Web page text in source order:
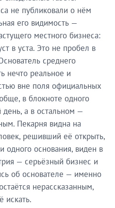
не публиковали о нём
его видимость —
местного бизнеса:
в уста. Это не пробел в
среднего
нечто реальное и
вне поля официальных
в блокноте одного
а в остальном —
Пекарня видна на
решивший её открыть,
одного основания, виден в
— серьёзный бизнес и
об основателе — именно
нерассказанным,
искать.